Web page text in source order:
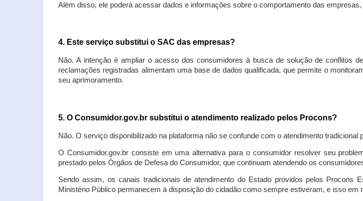
Além disso, ele poderá acessar dados e informações sobre o comportamento das
4. Este serviço substitui o SAC das empresas?
Não. A intenção é ampliar o acesso dos consumidores à busca de solução de conflitos
reclamações registradas alimentam uma base de dados qualificada, que permite o
seu aprimoramento.
5. O Consumidor.gov.br substitui o atendimento realizado pelos Procons?
Não. O serviço disponibilizado na plataforma não se confunde com o atendimento tradicional
O Consumidor.gov.br consiste em uma alternativa para o consumidor resolver seu
prestado pelos Órgãos de Defesa do Consumidor, que continuam atendendo os
Sendo assim, os canais tradicionais de atendimento do Estado providos pelos Procons
Ministério Público permanecem à disposição do cidadão como sempre estiveram, e isso em